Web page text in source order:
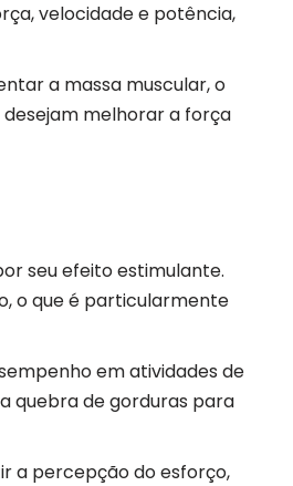
velocidade e potência,
a massa muscular, o
melhorar a força
seu efeito estimulante.
o que é particularmente
em atividades de
quebra de gorduras para
a percepção do esforço,